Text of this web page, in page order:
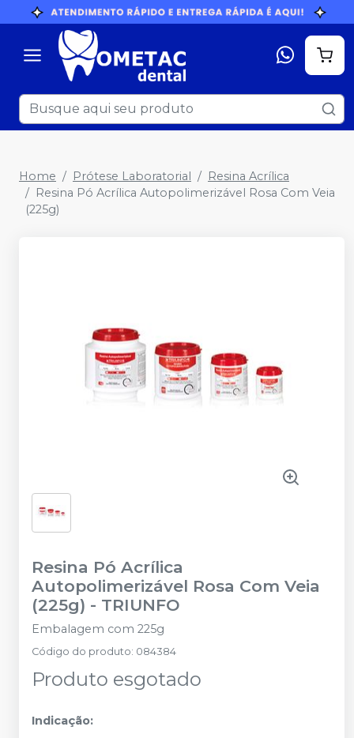
Home Prótese Laboratorial
Resina Acrílica
Resina Pó Acrílica Autopolimerizável Rosa Com Veia
(225g)
Resina Pó Acrílica
Autopolimerizável Rosa Com Veia
(225g) - TRIUNFO
Embalagem com 225g
Código do produto: 084384
Produto esgotado
Indicação: